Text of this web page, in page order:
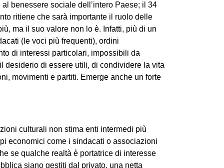
benessere sociale dell’intero Paese; il 34
ritiene che sarà importante il ruolo delle
ma il suo valore non lo è. Infatti, più di un
(le voci più frequenti), ordini
di interessi particolari, impossibili da
desiderio di essere utili, di condividere la vita
movimenti e partiti. Emerge anche un forte
culturali non stima enti intermedi più
economici come i sindacati o associazioni
se qualche realtà è portatrice di interesse
siano gestiti dal privato, una netta